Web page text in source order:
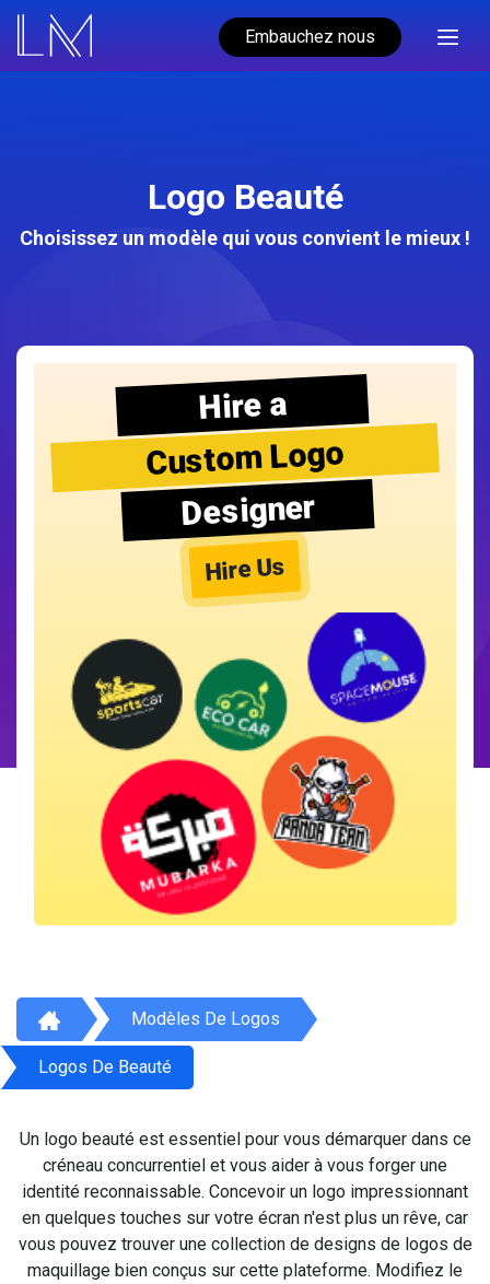
Embauchez nous
Logo Beauté
Choisissez un modèle qui vous convient le mieux !
Hire a
Custom Logo
Designer
Hire Us
Modèles De Logos
Logos De Beauté
Un logo beauté est essentiel pour vous démarquer dans ce
créneau concurrentiel et vous aider à vous forger une
identité reconnaissable. Concevoir un logo impressionnant
en quelques touches sur votre écran n'est plus un rêve, car
vous pouvez trouver une collection de designs de logos de
maquillage bien conçus sur cette plateforme. Modifiez le